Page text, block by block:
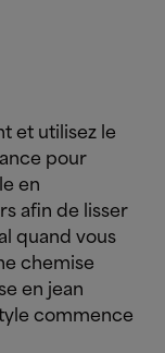
et utilisez le
pour
en
afin de lisser
quand vous
chemise
en jean
commence